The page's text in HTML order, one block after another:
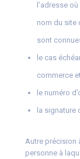
l’adresse
nom du site
sont
le cas
commerce
le numéro
la signature
Autre précision
personne à